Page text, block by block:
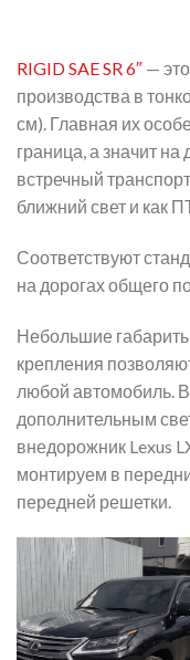
RIGID SAE SR 6″ —
производства в
см). Главная их
граница, а значит на
встречный
ближний свет и как
Соответствуют
на дорогах общего
Небольшие
крепления
любой автомобиль.
дополнительным
внедорожник Lexus
монтируем в
передней решетки.